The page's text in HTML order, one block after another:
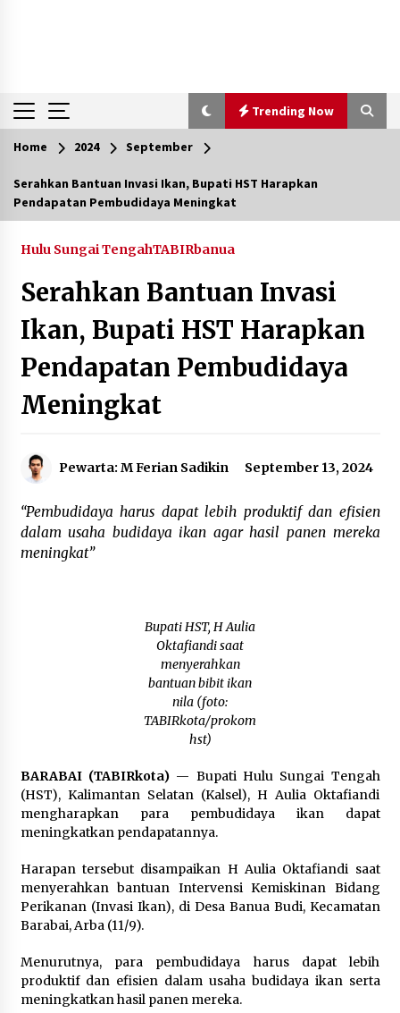
Trending Now
Trending Now
Pimpin Kaji Tiru ke Bantul DIY, Wabup Barito
Agustus 7, 2026
Ketika Pasien Dianggap Beban: Runtuhnya
Agustus 7, 2026
Berenang bersama Empat Temannya, Gadis di
HST Tewas Tenggelam di Sungai Kajung
Agustus 6, 2026
Cetak SDM Berkualitas, Bupati Balangan
Salurkan Bantuan Pendidikan kepada 2.751
Agustus 6, 2026
Kembangkan Menu Pangan Lokal, TP PKK
Tingkatkan SDM Lokal, BIS Group Luncurkan
Program Pelatihan Operator Alat Berat GTO
Agustus 6, 2026
HUT ke-51, Indocement Perkuat Inovasi dan
Keberlanjutan Masa Depan Lebih Hijau
Agustus 6, 2026
Hari Kedua Kaji Tiru di DIY, Bupati Barito Utara
Pimpin Kunker ke Pemkab Gunung Kidul
Agustus 5, 2026
Eksekusi Putusan PN, Kejari Kotabaru Setor
PNBP 400 Juta dari Kasus Tambang Ilegal
Agustus 5, 2026
Hadiri Forum Komunikasi dan Kemitraan BPJS,
Sekda Tapin Komitmen Tingkatkan Layanan
Kesehatan
Agustus 4, 2026
Home 2024 September
Serahkan Bantuan Invasi Ikan, Bupati HST Harapkan
Pendapatan Pembudidaya Meningkat
Hulu Sungai TengahTABIRbanua
Serahkan Bantuan Invasi
Ikan, Bupati HST Harapkan
Pendapatan Pembudidaya
Meningkat
Pewarta: M Ferian Sadikin September 13, 2024
“Pembudidaya harus dapat lebih produktif dan efisien
dalam usaha budidaya ikan agar hasil panen mereka
meningkat”
Bupati HST, H Aulia
Oktafiandi saat
menyerahkan
bantuan bibit ikan
nila (foto:
TABIRkota/prokom
hst)
BARABAI (TABIRkota)— Bupati Hulu Sungai Tengah
(HST), Kalimantan Selatan (Kalsel), H Aulia Oktafiandi
mengharapkan para pembudidaya ikan dapat
meningkatkan pendapatannya.
Harapan tersebut disampaikan H Aulia Oktafiandi saat
menyerahkan bantuan Intervensi Kemiskinan Bidang
Perikanan (Invasi Ikan), di Desa Banua Budi, Kecamatan
Barabai, Arba (11/9).
Menurutnya, para pembudidaya harus dapat lebih
produktif dan efisien dalam usaha budidaya ikan serta
meningkatkan hasil panen mereka.